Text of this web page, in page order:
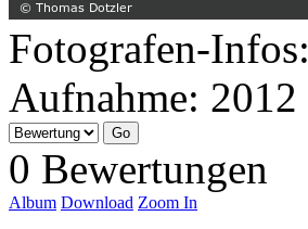
Fotografen-Infos:
Aufnahme: 2012
0 Bewertungen
Album Download Zoom In